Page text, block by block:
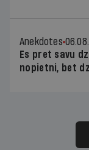
Anekdotes
Es pret savu
nopietni, bet